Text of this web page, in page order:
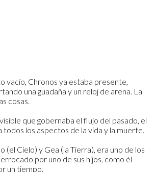
vacío, Chronos ya estaba presente,
una guadaña y un reloj de arena. La
cosas.
que gobernaba el flujo del pasado, el
los aspectos de la vida y la muerte.
(el Cielo) y Gea (la Tierra), era uno de los
por uno de sus hijos, como él
un tiempo.